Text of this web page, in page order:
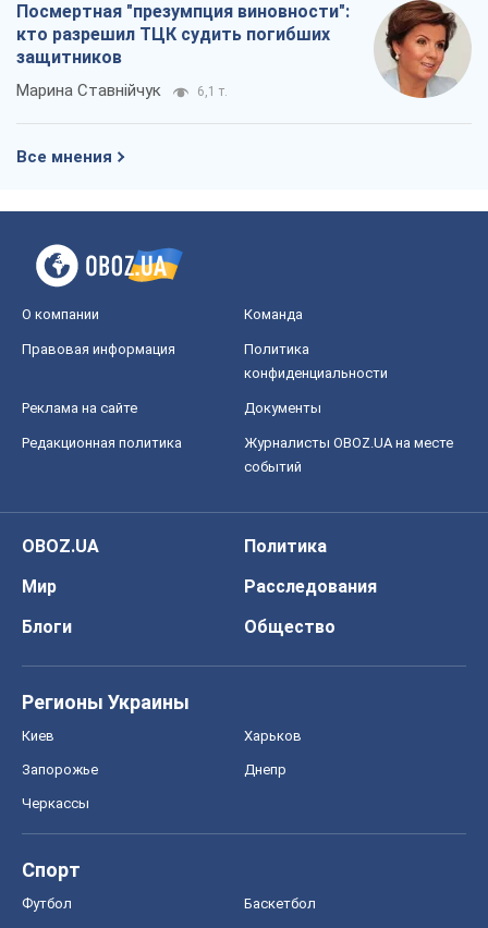
Посмертная "презумпция виновности":
кто разрешил ТЦК судить погибших
защитников
Марина Ставнійчук 6,1 т.
Все мнения
О компании Команда
Правовая информация
Политика
конфиденциальности
Реклама на сайте Документы
Редакционная политика
Журналисты OBOZ.UA на месте
событий
OBOZ.UA
Политика
Мир
Расследования
Блоги
Общество
Регионы Украины
Киев Харьков
Запорожье Днепр
Черкассы
Спорт
Футбол Баскетбол